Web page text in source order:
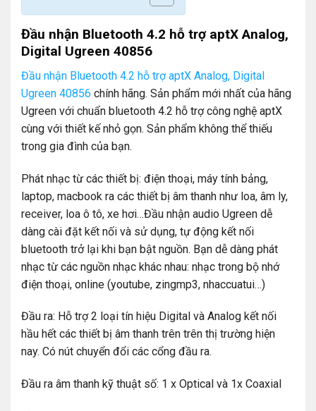
Đầu nhận Bluetooth 4.2 hỗ trợ aptX Analog,
Digital Ugreen 40856
Đầu nhận Bluetooth 4.2 hỗ trợ aptX Analog, Digital
Ugreen 40856 chính hãng. Sản phẩm mới nhất của hãng
Ugreen với chuẩn bluetooth 4.2 hỗ trợ công nghệ aptX
cùng với thiết kế nhỏ gọn. Sản phẩm không thể thiếu
trong gia đình của bạn.
Phát nhạc từ các thiết bị: điện thoại, máy tính bảng,
laptop, macbook ra các thiết bị âm thanh như loa, âm ly,
receiver, loa ô tô, xe hơi…Đầu nhận audio Ugreen dễ
dàng cài đặt kết nối và sử dụng, tự động kết nối
bluetooth trở lại khi bạn bật nguồn. Bạn dễ dàng phát
nhạc từ các nguồn nhạc khác nhau: nhạc trong bộ nhớ
điện thoại, online (youtube, zingmp3, nhaccuatui…)
Đầu ra: Hỗ trợ 2 loại tín hiệu Digital và Analog kết nối
hầu hết các thiết bị âm thanh trên trên thị trường hiện
nay. Có nút chuyển đổi các cổng đầu ra.
Đầu ra âm thanh kỹ thuật số: 1 x Optical và 1x Coaxial